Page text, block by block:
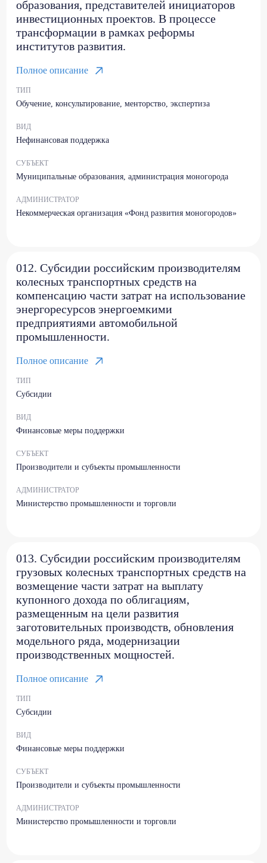
образования, представителей инициаторов
инвестиционных проектов. В процессе
трансформации в рамках реформы
институтов развития.
Полное описание
ТИП
Обучение, консультирование, менторство, экспертиза
ВИД
Нефинансовая поддержка
СУБЪЕКТ
Муниципальные образования, администрация моногорода
АДМИНИСТРАТОР
Некоммерческая организация «Фонд развития моногородов»
012. Субсидии российским производителям
колесных транспортных средств на
компенсацию части затрат на использование
энергоресурсов энергоемкими
предприятиями автомобильной
промышленности.
Полное описание
ТИП
Субсидии
ВИД
Финансовые меры поддержки
СУБЪЕКТ
Производители и субъекты промышленности
АДМИНИСТРАТОР
Министерство промышленности и торговли
013. Субсидии российским производителям
грузовых колесных транспортных средств на
возмещение части затрат на выплату
купонного дохода по облигациям,
размещенным на цели развития
заготовительных производств, обновления
модельного ряда, модернизации
производственных мощностей.
Полное описание
ТИП
Субсидии
ВИД
Финансовые меры поддержки
СУБЪЕКТ
Производители и субъекты промышленности
АДМИНИСТРАТОР
Министерство промышленности и торговли